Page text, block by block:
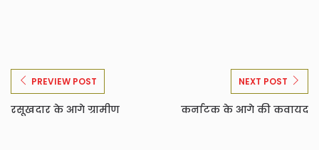
PREVIEW POST
रसूखदार के आगे ग्रामीण
NEXT POST
कर्नाटक के आगे की कवायद